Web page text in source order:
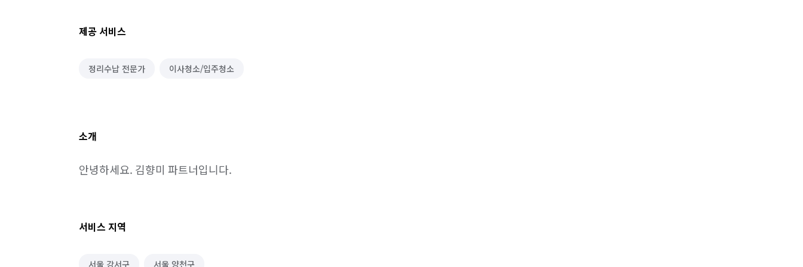
제공 서비스
정리수납 전문가 이사청소/입주청소
소개
안녕하세요. 김향미 파트너입니다.
서비스 지역
서울 강서구 서울 양천구